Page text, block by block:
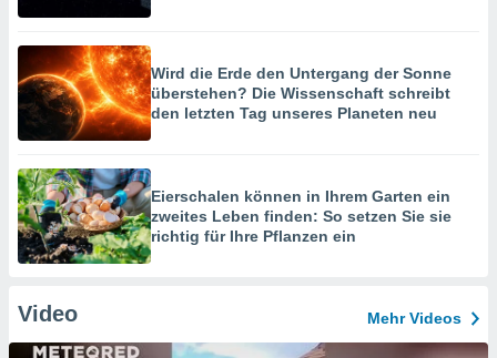
Wird die Erde den Untergang der Sonne
überstehen? Die Wissenschaft schreibt
den letzten Tag unseres Planeten neu
Eierschalen können in Ihrem Garten ein
zweites Leben finden: So setzen Sie sie
richtig für Ihre Pflanzen ein
Video Mehr Videos